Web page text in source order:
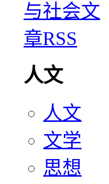
人文
人文
文学
思想